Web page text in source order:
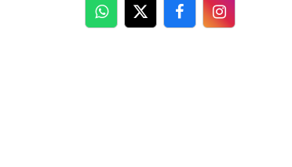
WhatsApp
TwitterFacebookFacebook